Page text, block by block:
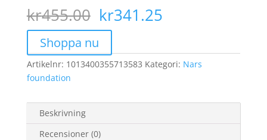
kr455.00 Det
ursprungliga
priset
var:
kr455.00.
kr341.25Det
är:
kr341.25.
Shoppa nu
Artikelnr: 1013400355713583 Kategori: Nars
foundation
Beskrivning
Recensioner (0)